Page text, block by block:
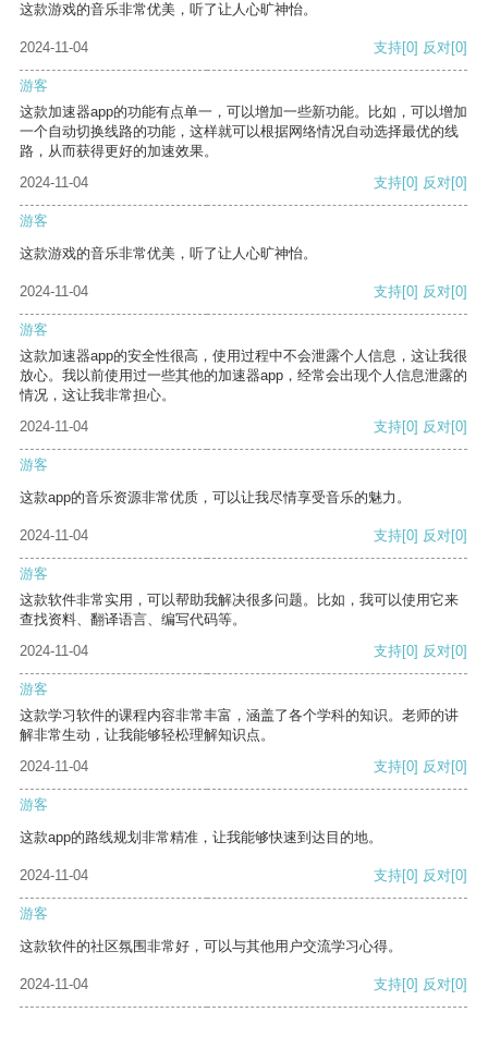
这款游戏的音乐非常优美，听了让人心旷神怡。
2024-11-04 支持[0] 反对[0]
游客
这款加速器app的功能有点单一，可以增加一些新功能。比如，可以增加
一个自动切换线路的功能，这样就可以根据网络情况自动选择最优的线
路，从而获得更好的加速效果。
2024-11-04
支持[0] 反对[0]
游客
这款游戏的音乐非常优美，听了让人心旷神怡。
2024-11-04 支持[0] 反对[0]
游客
这款加速器app的安全性很高，使用过程中不会泄露个人信息，这让我很
放心。我以前使用过一些其他的加速器app，经常会出现个人信息泄露的
情况，这让我非常担心。
2024-11-04
支持[0] 反对[0]
游客
这款app的音乐资源非常优质，可以让我尽情享受音乐的魅力。
2024-11-04 支持[0] 反对[0]
游客
这款软件非常实用，可以帮助我解决很多问题。比如，我可以使用它来
查找资料、翻译语言、编写代码等。
2024-11-04
支持[0] 反对[0]
游客
这款学习软件的课程内容非常丰富，涵盖了各个学科的知识。老师的讲
解非常生动，让我能够轻松理解知识点。
2024-11-04
支持[0] 反对[0]
游客
这款app的路线规划非常精准，让我能够快速到达目的地。
2024-11-04 支持[0] 反对[0]
游客
这款软件的社区氛围非常好，可以与其他用户交流学习心得。
2024-11-04 支持[0] 反对[0]